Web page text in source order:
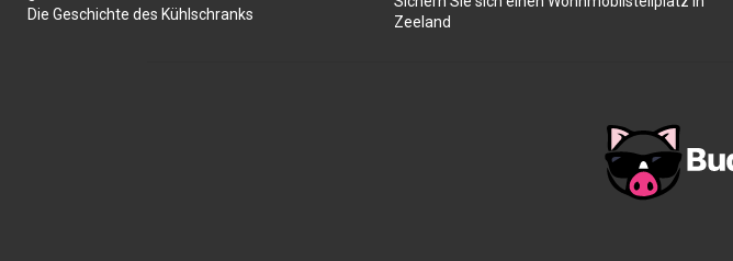
Die Geschichte des Kühlschranks
Zeeland